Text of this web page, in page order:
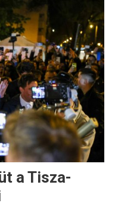
a Tisza-